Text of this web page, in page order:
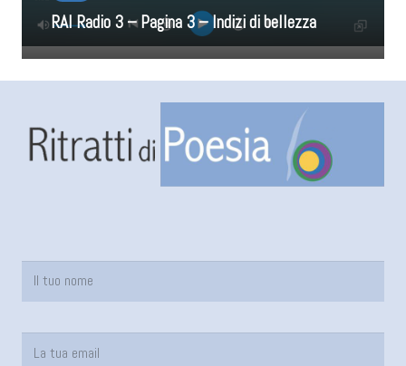
RAI Radio 3 – Pagina 3 – Indizi di bellezza